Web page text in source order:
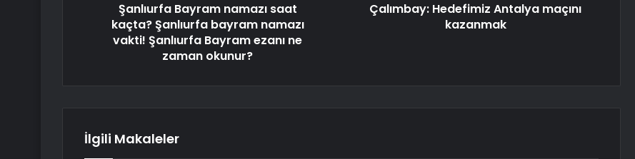
Şanlıurfa Bayram namazı saat
kaçta? Şanlıurfa bayram namazı
vakti! Şanlıurfa Bayram ezanı ne
zaman okunur?
Çalımbay: Hedefimiz Antalya maçını
kazanmak
İlgili Makaleler